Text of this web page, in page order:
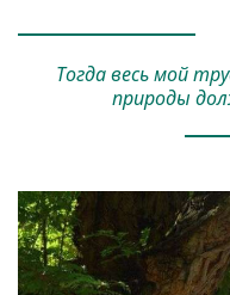
Тогда весь мой
природы